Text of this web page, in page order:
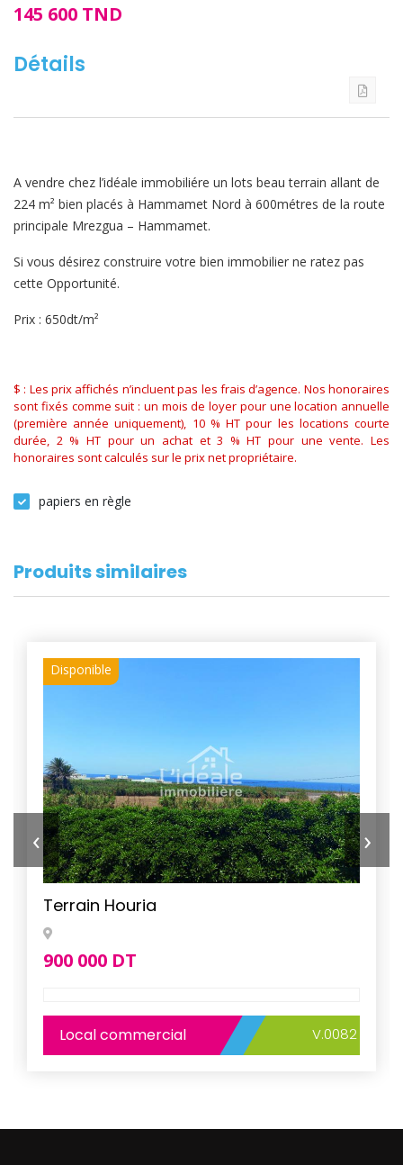
145 600 TND
Détails
A vendre chez l’idéale immobiliére un lots beau terrain allant de
224 m² bien placés à Hammamet Nord à 600métres de la route
principale Mrezgua – Hammamet.
Si vous désirez construire votre bien immobilier ne ratez pas
cette Opportunité.
Prix : 650dt/m²
$ : Les prix affichés n’incluent pas les frais d’agence. Nos honoraires
sont fixés comme suit : un mois de loyer pour une location annuelle
(première année uniquement), 10 % HT pour les locations courte
durée, 2 % HT pour un achat et 3 % HT pour une vente. Les
honoraires sont calculés sur le prix net propriétaire.
papiers en règle
Produits similaires
Disponible
Terrain Houria
900 000 DT
Local commercial V.0082
‹ ›